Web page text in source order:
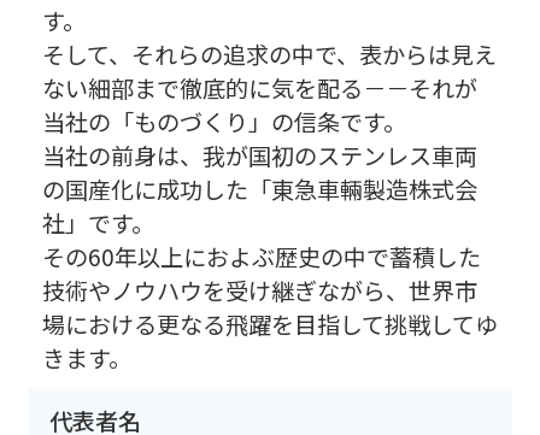
す。
そして、それらの追求の中で、表からは見え
ない細部まで徹底的に気を配る－－それが
当社の「ものづくり」の信条です。
当社の前身は、我が国初のステンレス車両
の国産化に成功した「東急車輛製造株式会
社」です。
その60年以上におよぶ歴史の中で蓄積した
技術やノウハウを受け継ぎながら、世界市
場における更なる飛躍を目指して挑戦してゆ
きます。
代表者名